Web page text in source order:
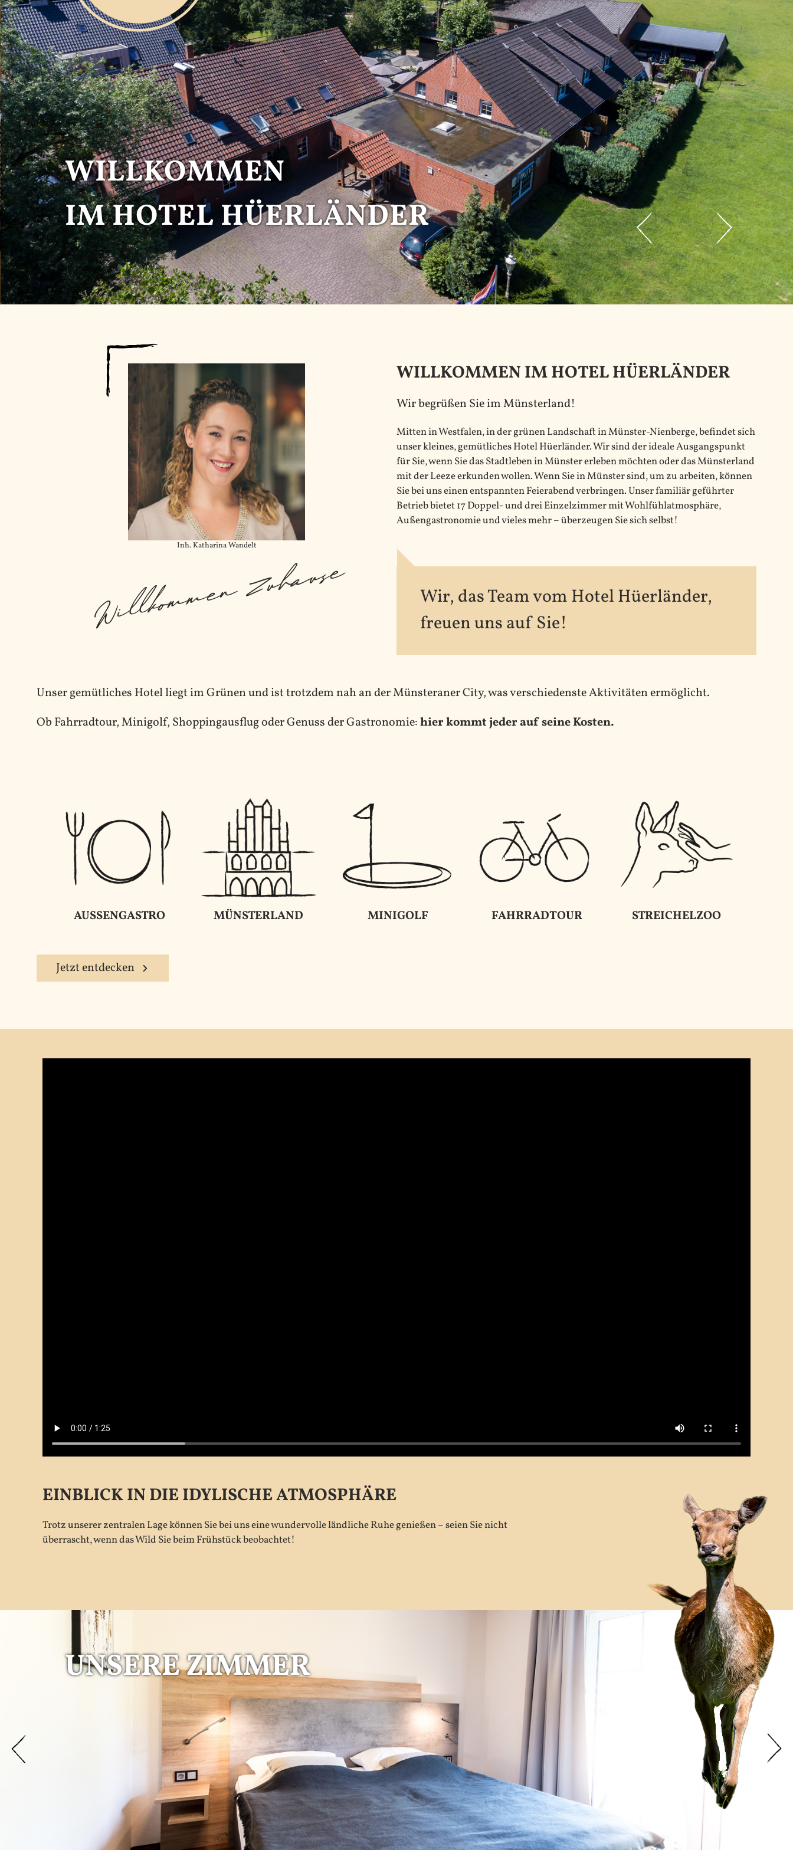
Inh. Katharina Wandelt
Willkommen Zuhause
WILLKOMMEN IM HOTEL HÜERLÄNDER
Wir begrüßen Sie im Münsterland!
Mitten in Westfalen, in der grünen Landschaft in Münster-Nienberge, befindet sich
unser kleines, gemütliches Hotel Hüerländer. Wir sind der ideale Ausgangspunkt
für Sie, wenn Sie das Stadtleben in Münster erleben möchten oder das Münsterland
mit der Leeze erkunden wollen. Wenn Sie in Münster sind, um zu arbeiten, können
Sie bei uns einen entspannten Feierabend verbringen. Unser familiär geführter
Betrieb bietet 17 Doppel- und drei Einzelzimmer mit Wohlfühlatmosphäre,
Außengastronomie und vieles mehr – überzeugen Sie sich selbst!
Wir, das Team vom Hotel Hüerländer,
freuen uns auf Sie!
Unser gemütliches Hotel liegt im Grünen und ist trotzdem nah an der Münsteraner City, was verschiedenste Aktivitäten ermöglicht.
Ob Fahrradtour, Minigolf, Shoppingausflug oder Genuss der Gastronomie:hier kommt jeder auf seine Kosten.
AUSSENGASTRO MÜNSTERLAND MINIGOLF FAHRRADTOUR STREICHELZOO
Jetzt entdecken
EINBLICK IN DIE IDYLISCHE ATMOSPHÄRE
Trotz unserer zentralen Lage können Sie bei uns eine wundervolle ländliche Ruhe genießen – seien Sie nicht
überrascht, wenn das Wild Sie beim Frühstück beobachtet!